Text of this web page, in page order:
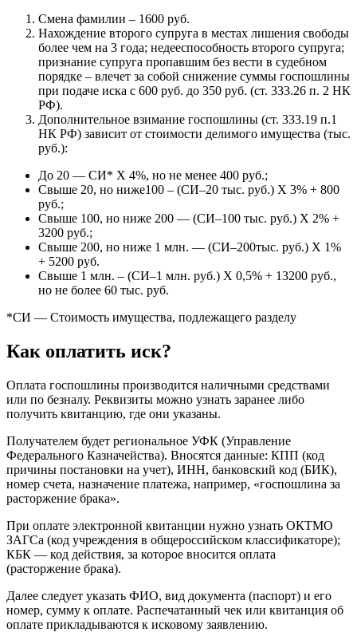
Смена фамилии – 1600 руб.
Нахождение второго супруга в местах лишения свободы
более чем на 3 года; недееспособность второго супруга;
признание супруга пропавшим без вести в судебном
порядке – влечет за собой снижение суммы госпошлины
при подаче иска с 600 руб. до 350 руб. (ст. 333.26 п. 2 НК
РФ).
Дополнительное взимание госпошлины (ст. 333.19 п.1
НК РФ) зависит от стоимости делимого имущества (тыс.
руб.):
До 20 — СИ* Х 4%, но не менее 400 руб.;
Свыше 20, но ниже100 – (СИ–20 тыс. руб.) Х 3% + 800
руб.;
Свыше 100, но ниже 200 — (СИ–100 тыс. руб.) Х 2% +
3200 руб.;
Свыше 200, но ниже 1 млн. — (СИ–200тыс. руб.) Х 1%
+ 5200 руб.
Свыше 1 млн. – (СИ–1 млн. руб.) Х 0,5% + 13200 руб.,
но не более 60 тыс. руб.
*СИ — Стоимость имущества, подлежащего разделу
Как оплатить иск?
Оплата госпошлины производится наличными средствами
или по безналу. Реквизиты можно узнать заранее либо
получить квитанцию, где они указаны.
Получателем будет региональное УФК (Управление
Федерального Казначейства). Вносятся данные: КПП (код
причины постановки на учет), ИНН, банковский код (БИК),
номер счета, назначение платежа, например, «госпошлина за
расторжение брака».
При оплате электронной квитанции нужно узнать ОКТМО
ЗАГСа (код учреждения в общероссийском классификаторе);
КБК — код действия, за которое вносится оплата
(расторжение брака).
Далее следует указать ФИО, вид документа (паспорт) и его
номер, сумму к оплате. Распечатанный чек или квитанция об
оплате прикладываются к исковому заявлению.